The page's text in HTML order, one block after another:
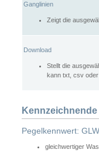
Ganglinien
Zeigt die
Download
Stellt die
kann txt, csv
Pegelkennwert: GLW
gleichwertiger